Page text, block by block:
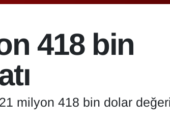
BİST100
418 bin
milyon 418 bin dolar